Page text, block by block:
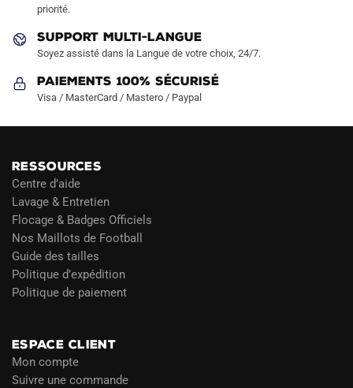
page
produit
priorité.
SUPPORT MULTI-LANGUE
Soyez assisté dans la Langue de votre choix, 24/7.
Paiements 100% Sécurisé
Visa / MasterCard / Mastero / Paypal
RESSOURCES
Centre d’aide
Lavage & Entretien
Flocage & Badges Officiels
Nos Maillots de Football
Guide des tailles
Politique d’expédition
Politique de paiement
ESPACE CLIENT
Mon compte
Suivre une commande